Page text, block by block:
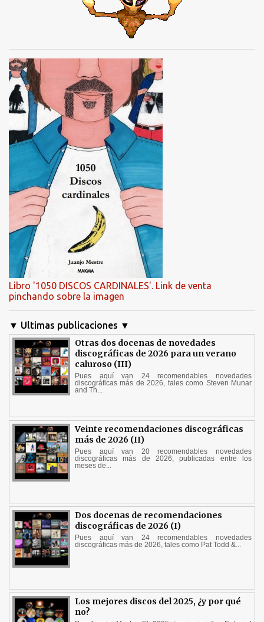
Libro '1050 DISCOS CARDINALES'. Link de venta
pinchando sobre la imagen
▼ Ultimas publicaciones ▼
Otras dos docenas de novedades
discográficas de 2026 para un verano
caluroso (III)
Pues aquí van 24 recomendables novedades
discográficas más de 2026, tales como Steven Munar
and Th...
Veinte recomendaciones discográficas
más de 2026 (II)
Pues aquí van 20 recomendables novedades
discográficas más de 2026, publicadas entre los
meses de...
Dos docenas de recomendaciones
discográficas de 2026 (I)
Pues aquí van 24 recomendables novedades
discográficas más de 2026, tales como Pat Todd &...
Los mejores discos del 2025, ¿y por qué
no?